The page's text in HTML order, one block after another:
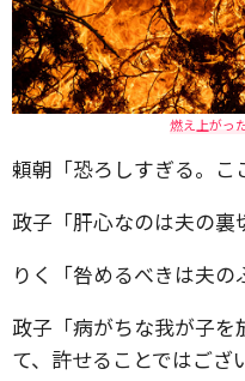
燃え上がっ
頼朝「恐ろしすぎる。こ
政子「肝心なのは夫の裏
りく「咎めるべきは夫の
政子「病がちな我が子を
て、許せることではござ